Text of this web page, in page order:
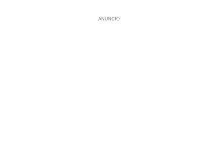
ANUNCIO